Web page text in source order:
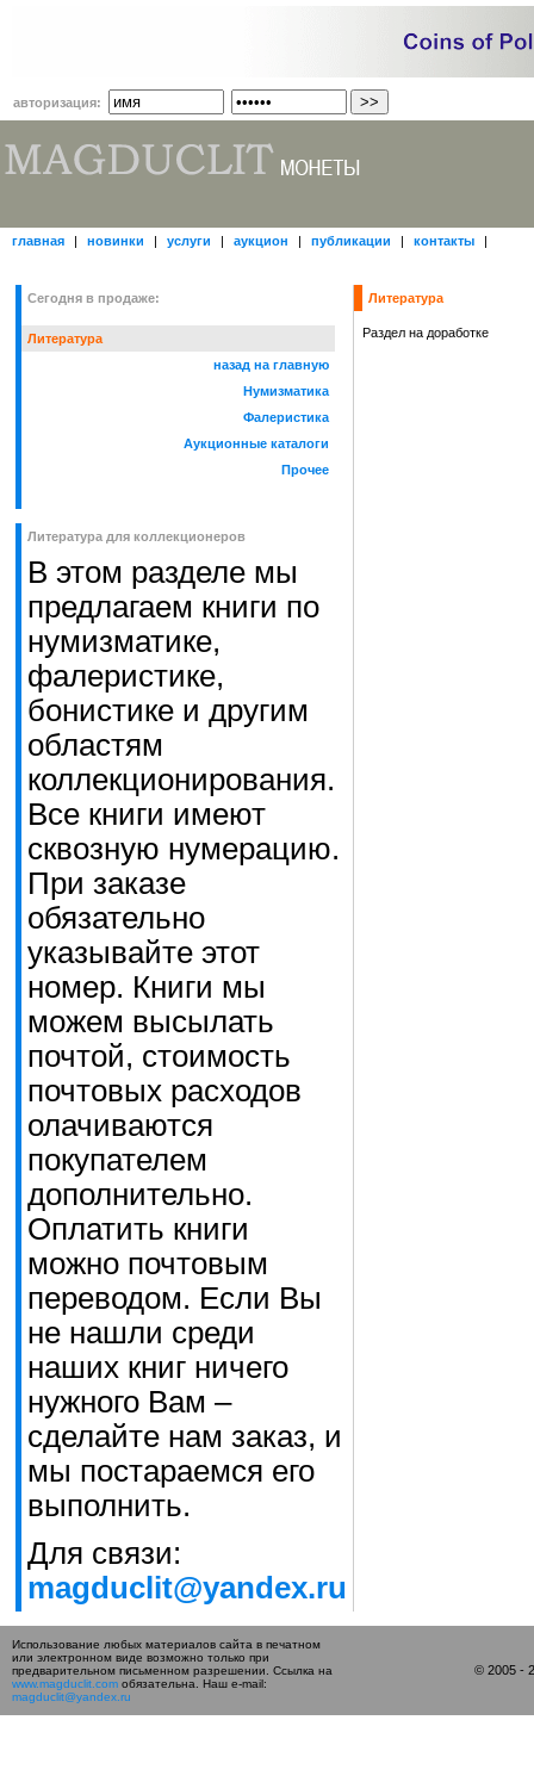
авторизация:
главная | новинки | услуги | аукцион | публикации | контакты |
Сегодня в продаже:
Литература
назад на главную
Нумизматика
Фалеристика
Аукционные каталоги
Прочее
Литература для коллекционеров
В этом разделе мы
предлагаем книги по
нумизматике,
фалеристике,
бонистике и другим
областям
коллекционирования.
Все книги имеют
сквозную нумерацию.
При заказе
обязательно
указывайте этот
номер. Книги мы
можем высылать
почтой, стоимость
почтовых расходов
олачиваются
покупателем
дополнительно.
Оплатить книги
можно почтовым
переводом. Если Вы
не нашли среди
наших книг ничего
нужного Вам –
сделайте нам заказ, и
мы постараемся его
выполнить.
Для связи:
magduclit@yandex.ru
Литература
Раздел на доработке
Использование любых материалов сайта в печатном
или электронном виде возможно только при
предварительном письменном разрешении. Ссылка на
www.magduclit.com обязательна. Наш e-mail:
magduclit@yandex.ru
© 2005 -